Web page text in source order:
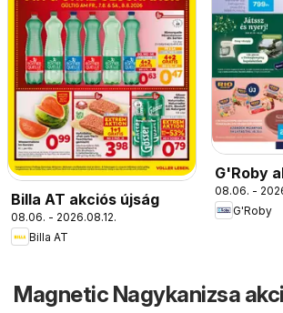
Billa AT akciós újság
08.06. - 2026.08.12.
Billa AT
G'Roby
08.06. -
G'Roby
Magnetic Nagykanizsa